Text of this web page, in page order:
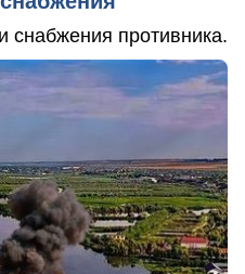
снабжения противника.